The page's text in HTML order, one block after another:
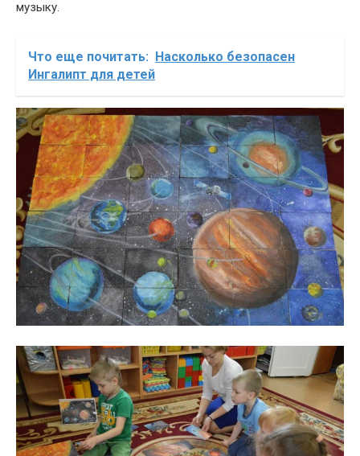
музыку.
Что еще почитать: Насколько безопасен
Ингалипт для детей